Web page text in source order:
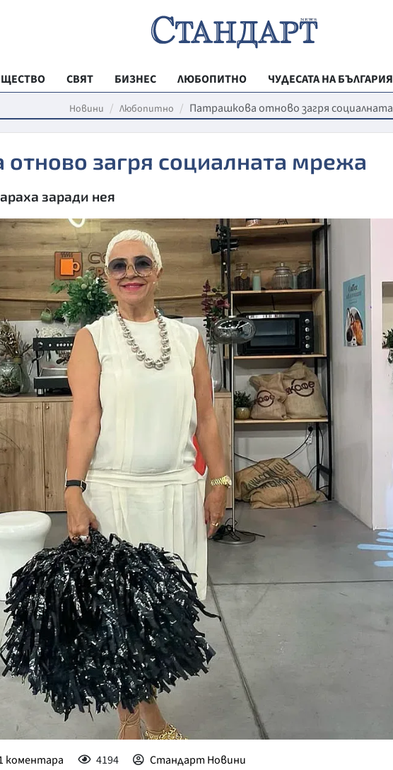
СВЯТ БИЗНЕС ЛЮБОПИТНО
ЧУДЕСАТА НА БЪЛГАРИЯ
РЕГИОНАЛНИ
ВЕСТНИК
МЛАДЕЖКА
МОЯТ ГРАД
ТЕХНОЛОГИИ
ДА!НА
ДА! НА
КУЛТУРА
ПРАВОСЪДИЕ
КРИМИ
ВЯРА
ОБЯВИ
ВОЙНАТА В
ВРЕМЕТО
Новини Любопитно Патрашкова отново загря
загря социалната мрежа
заради нея
коментара 4194 Стандарт Новини